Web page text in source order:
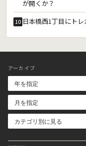
が開くか？
10 日本橋西1丁目にト
アーカイブ